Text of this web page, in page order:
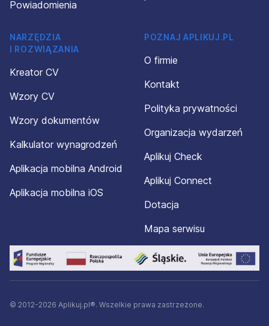
Powiadomienia
NARZĘDZIA
I ROZWIĄZANIA
Kreator CV
Wzory CV
Wzory dokumentów
Kalkulator wynagrodzeń
Aplikacja mobilna Android
Aplikacja mobilna iOS
POZNAJ APLIKUJ.PL
O firmie
Kontakt
Polityka prywatności
Organizacja wydarzeń
Aplikuj Check
Aplikuj Connect
Dotacja
Mapa serwisu
© 2012-2026 Aplikuj.pl®. Wszelkie prawa zastrzeżone.